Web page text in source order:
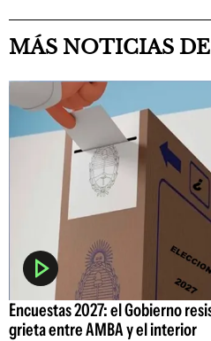
MÁS NOTICIAS
Encuestas 2027: el Gobierno
grieta entre AMBA y el interior